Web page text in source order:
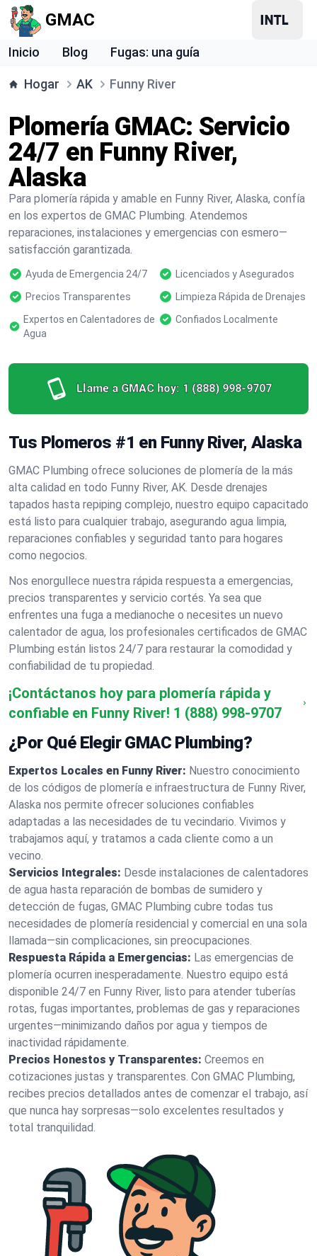
GMAC
Inicio Blog Fugas: una guía
Hogar AK Funny River
Plomería GMAC: Servicio
24/7 en Funny River,
Alaska
Para plomería rápida y amable en Funny River, Alaska, confía
en los expertos de GMAC Plumbing. Atendemos
reparaciones, instalaciones y emergencias con esmero—
satisfacción garantizada.
Ayuda de Emergencia 24/7
Licenciados y Asegurados
Precios Transparentes
Limpieza Rápida de Drenajes
Expertos en Calentadores de
Agua
Confiados Localmente
Llame a GMAC hoy: 1 (888) 998-9707
Tus Plomeros #1 en Funny River, Alaska
GMAC Plumbing ofrece soluciones de plomería de la más
alta calidad en todo Funny River, AK. Desde drenajes
tapados hasta repiping complejo, nuestro equipo capacitado
está listo para cualquier trabajo, asegurando agua limpia,
reparaciones confiables y seguridad tanto para hogares
como negocios.
Nos enorgullece nuestra rápida respuesta a emergencias,
precios transparentes y servicio cortés. Ya sea que
enfrentes una fuga a medianoche o necesites un nuevo
calentador de agua, los profesionales certificados de GMAC
Plumbing están listos 24/7 para restaurar la comodidad y
confiabilidad de tu propiedad.
¡Contáctanos hoy para plomería rápida y
confiable en Funny River! 1 (888) 998-9707
¿Por Qué Elegir GMAC Plumbing?
Expertos Locales en Funny River: Nuestro conocimiento
de los códigos de plomería e infraestructura de Funny River,
Alaska nos permite ofrecer soluciones confiables
adaptadas a las necesidades de tu vecindario. Vivimos y
trabajamos aquí, y tratamos a cada cliente como a un
vecino.
Servicios Integrales: Desde instalaciones de calentadores
de agua hasta reparación de bombas de sumidero y
detección de fugas, GMAC Plumbing cubre todas tus
necesidades de plomería residencial y comercial en una sola
llamada—sin complicaciones, sin preocupaciones.
Respuesta Rápida a Emergencias: Las emergencias de
plomería ocurren inesperadamente. Nuestro equipo está
disponible 24/7 en Funny River, listo para atender tuberías
rotas, fugas importantes, problemas de gas y reparaciones
urgentes—minimizando daños por agua y tiempos de
inactividad rápidamente.
Precios Honestos y Transparentes: Creemos en
cotizaciones justas y transparentes. Con GMAC Plumbing,
recibes precios detallados antes de comenzar el trabajo, así
que nunca hay sorpresas—solo excelentes resultados y
total tranquilidad.